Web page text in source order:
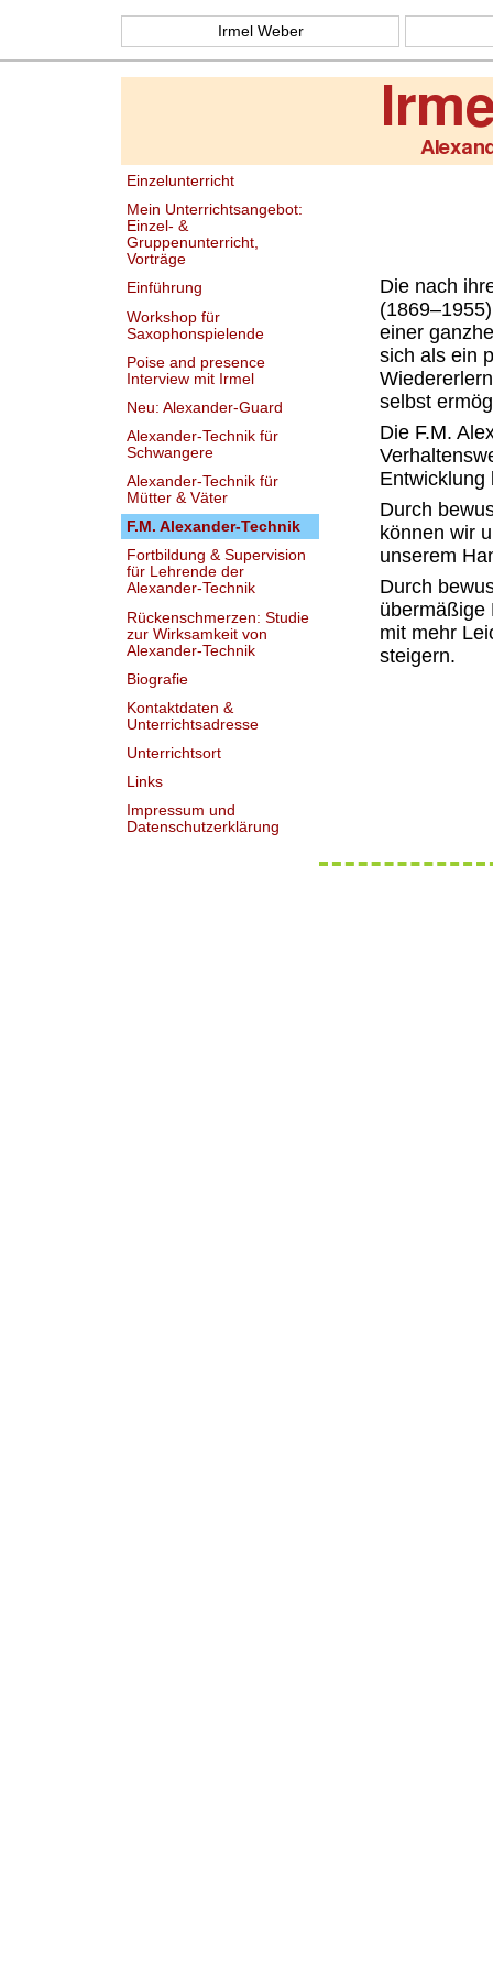
Irmel Weber
Einzelunterricht
Mein Unterrichtsangebot:
Einzel- &
Gruppenunterricht,
Vorträge
Einführung
Workshop für
Saxophonspielende
Poise and presence
Interview mit Irmel
Neu: Alexander-Guard
Alexander-Technik für
Schwangere
Alexander-Technik für
Mütter & Väter
F.M. Alexander-Technik
Fortbildung & Supervision
für Lehrende der
Alexander-Technik
Rückenschmerzen: Studie
zur Wirksamkeit von
Alexander-Technik
Biografie
Kontaktdaten &
Unterrichtsadresse
Unterrichtsort
Links
Impressum und
Datenschutzerklärung
Die nach
einer
sich als ein
selbst
Die F.M.
Entwicklung
Durch
können wir
unserem
Durch
übermäßige
mit mehr
steigern.